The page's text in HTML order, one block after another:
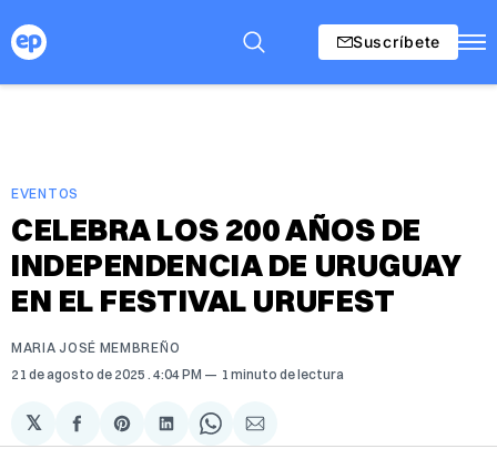
Suscríbete
EVENTOS
CELEBRA LOS 200 AÑOS DE
INDEPENDENCIA DE URUGUAY
EN EL FESTIVAL URUFEST
MARIA JOSÉ MEMBREÑO
21 de agosto de 2025 . 4:04 PM 1 minuto de lectura
𝕏
Compartir
en
Share
on
Compartir
en
Share
on
Compartir
via